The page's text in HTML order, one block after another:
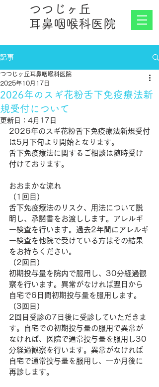
つつじヶ丘
耳鼻咽喉科医院
記事
2026年のスギ花粉舌下免疫療法新
規受付について
つつじヶ丘耳鼻咽喉科医院
2025年10月17日
更新日： 4月17日
2026年のスギ花粉舌下免疫療法新規受付
は5月下旬より開始となります。
舌下免疫療法に関するご相談は随時受け
付けております。
おおまかな流れ
（1回目）
舌下免疫療法のリスク、用法について説
明し、承諾書をお渡しします。アレルギ
ー検査を行います。過去2年間にアレルギ
ー検査を他院で受けている方はその結果
をお持ちください。
（2回目）
初期投与量を院内で服用し、30分経過観
察を行います。異常がなければ翌日から
自宅で6日間初期投与量を服用します。
（3回目）
2回目受診の7日後に受診していただきま
す。自宅での初期投与量の服用で異常が
なければ、医院で通常投与量を服用し30
分経過観察を行います。異常がなければ
自宅で通常投与量を服用し、一か月後に
再診します。